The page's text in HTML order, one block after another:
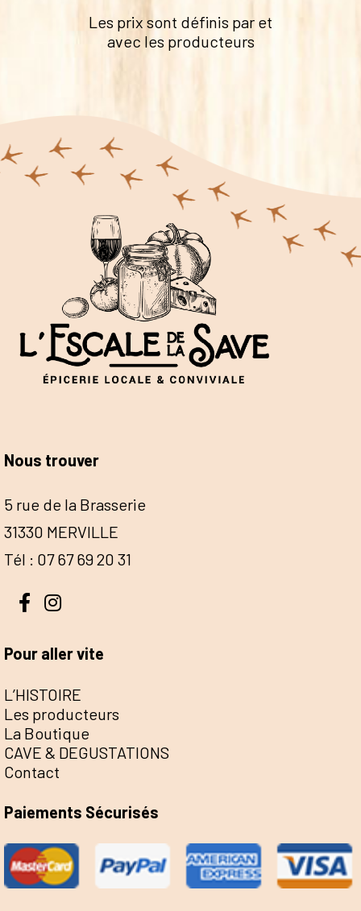
Les prix sont définis par et
avec les producteurs
Nous trouver
5 rue de la Brasserie
31330 MERVILLE
Tél : 07 67 69 20 31
Pour aller vite
L’HISTOIRE
Les producteurs
La Boutique
CAVE & DEGUSTATIONS
Contact
Paiements Sécurisés